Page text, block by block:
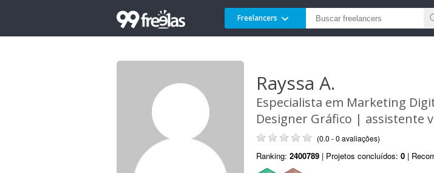
Freelancers
Rayssa A.
Especialista em Marketing
Designer Gráfico | assistente
(0.0 - 0 avaliações)
Ranking: 2400789 | Projetos concluídos: 0 |